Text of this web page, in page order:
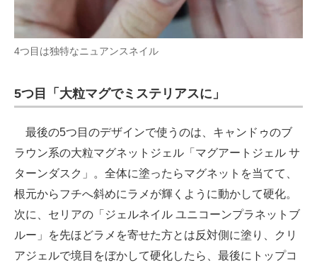
4つ目は独特なニュアンスネイル
5つ目「大粒マグでミステリアスに」
最後の5つ目のデザインで使うのは、キャンドゥのブ
ラウン系の大粒マグネットジェル「マグアートジェル サ
ターンダスク」。全体に塗ったらマグネットを当てて、
根元からフチへ斜めにラメが輝くように動かして硬化。
次に、セリアの「ジェルネイル ユニコーンプラネットブ
ルー」を先ほどラメを寄せた方とは反対側に塗り、クリ
アジェルで境目をぼかして硬化したら、最後にトップコ